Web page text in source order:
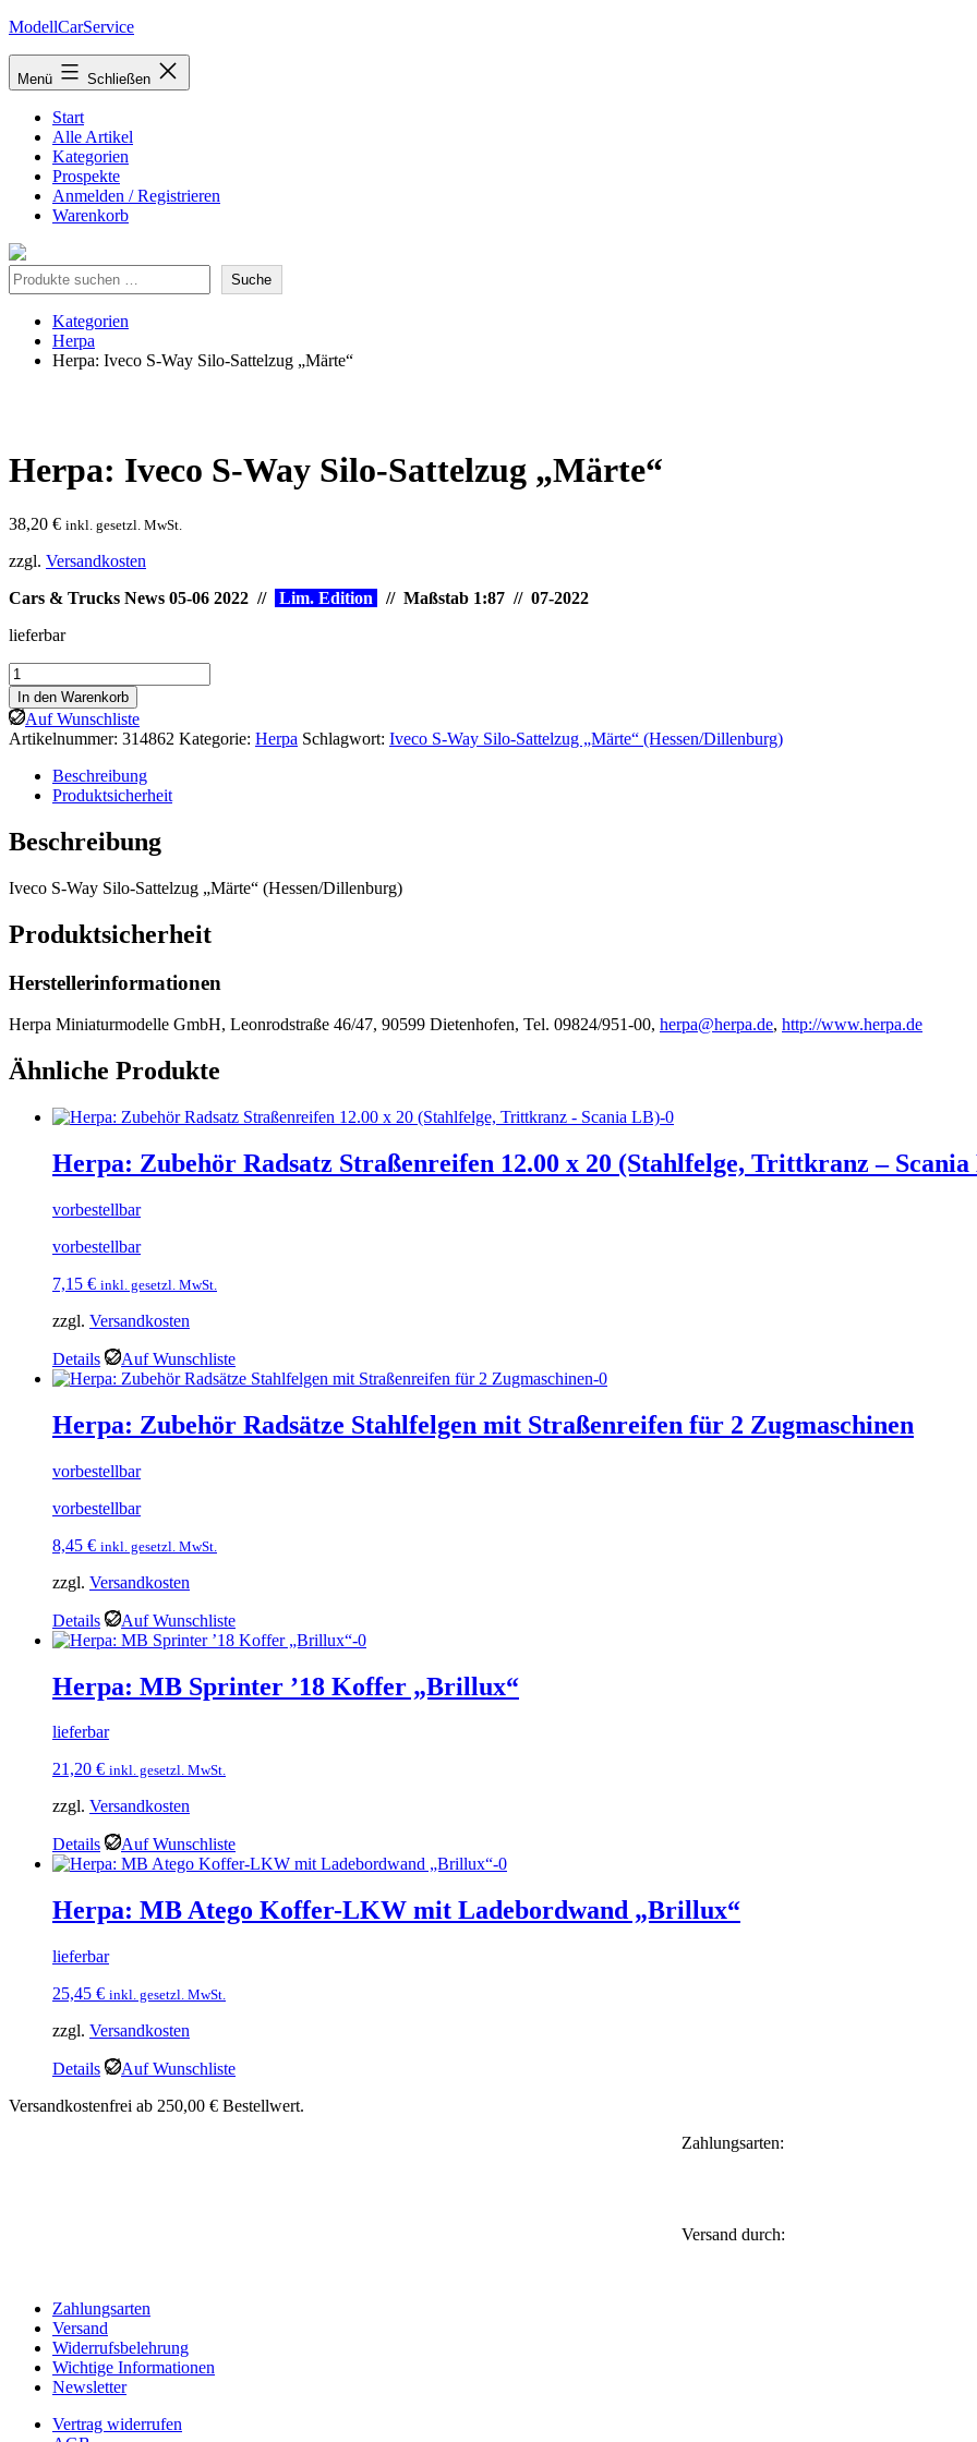
Zum
springen
ModellCarService
Menü Schließen
Start
Alle Artikel
Kategorien
Prospekte
Anmelden / Registrieren
Warenkorb
Suche Suche
Kategorien
Herpa
Herpa: Iveco S-Way Silo-Sattelzug „Märte“
Herpa: Iveco S-Way Silo-Sattelzug „Märte“
38,20 € inkl. gesetzl. MwSt.
zzgl. Versandkosten
Cars & Trucks News 05-06 2022 //
Lim. Edition
// Maßstab 1:87 // 07-2022
lieferbar
Herpa:
Iveco
S-
Way
Silo-
Sattelzug
„Märte“
Menge
In den Warenkorb
Auf Wunschliste
Artikelnummer: 314862 Kategorie: Herpa Schlagwort: Iveco S-Way Silo-Sattelzug „Märte“ (Hessen/Dillenburg)
Beschreibung
Produktsicherheit
Beschreibung
Iveco S-Way Silo-Sattelzug „Märte“ (Hessen/Dillenburg)
Produktsicherheit
Herstellerinformationen
Herpa Miniaturmodelle GmbH, Leonrodstraße 46/47, 90599 Dietenhofen, Tel. 09824/951-00, herpa@herpa.de, http://www.herpa.de
Ähnliche Produkte
Herpa: Zubehör Radsatz Straßenreifen 12.00 x 20 (Stahlfelge, Trittkranz –
vorbestellbar
vorbestellbar
7,15 € inkl. gesetzl. MwSt.
zzgl. Versandkosten
Details Auf Wunschliste
Herpa: Zubehör Radsätze Stahlfelgen mit Straßenreifen für 2 Zugmaschinen
vorbestellbar
vorbestellbar
8,45 € inkl. gesetzl. MwSt.
zzgl. Versandkosten
Details Auf Wunschliste
Herpa: MB Sprinter ’18 Koffer „Brillux“
lieferbar
21,20 € inkl. gesetzl. MwSt.
zzgl. Versandkosten
Details Auf Wunschliste
Herpa: MB Atego Koffer-LKW mit Ladebordwand „Brillux“
lieferbar
25,45 € inkl. gesetzl. MwSt.
zzgl. Versandkosten
Details
Auf Wunschliste
Versandkostenfrei ab 250,00 € Bestellwert.
Zahlungsarten:
Versand durch:
Zahlungsarten
Versand
Widerrufsbelehrung
Wichtige Informationen
Newsletter
Vertrag widerrufen